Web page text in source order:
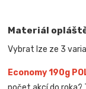
Materiál
Vybrat lze ze 3
Economy 190g